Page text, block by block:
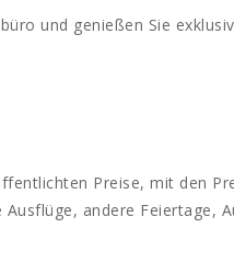
und genießen Sie
Preise, mit den
andere Feiertage,